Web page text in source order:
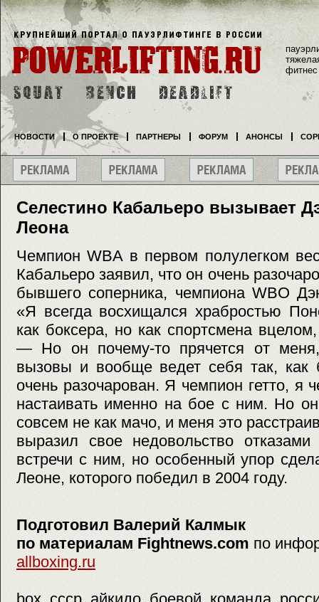
Селестино Кабальеро вызывает
Леона
Чемпион WBA в первом полулегком
Кабальеро заявил, что он очень
бывшего соперника, чемпиона WBO
«Я всегда восхищался храбростью
как боксера, но как спортсмена
— Но он почему-то прячется от
вызовы и вообще ведет себя так,
очень разочарован. Я чемпион гетто, я
настаивать именно на бое с ним. Но
совсем не как мачо, и меня это
выразил свое недовольство
встречи с ним, но особенный упор
Леоне, которого победил в 2004 году.
Подготовил Валерий Калмык
по материалам Fightnews.com по
allboxing.ru
фитнес
НОВОСТИ О ПРОЕКТЕ ПАРТНЕРЫ ФОРУМ АНОНСЫ